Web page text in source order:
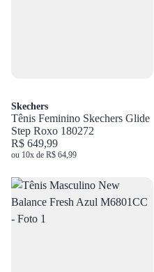
Skechers
Tênis Feminino Skechers Glide
Step Roxo 180272
R$ 649,99
ou 10x de R$ 64,99